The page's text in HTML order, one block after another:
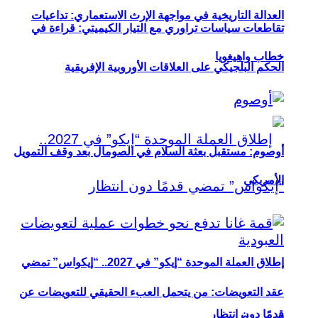
العدالة التاريخية في مواجهة الإرث الاستعماري: تداعيات
الحكم البلجيكي على العلاقات الأوروبية الإفريقية
إطلاق العملة الموحدة “إيكو” في 2027.. “إيكواس” تمضي
قدمًا دون انتظار
تقاطعات سياسات تراوري مع التيار الكيميتي: قراءة في
خطاب واهيغويا
أوصوم: مستقبل بعثة السلام في الصومال بعد وقف التمويل
الأمريكي
عقد التعويضات: من يتحمل العبء الحقيقي للتعويضات عن